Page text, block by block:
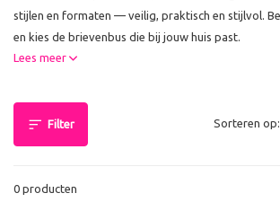
stijlen en formaten — veilig, praktisch en stijlvol.
en kies de brievenbus die bij jouw huis past.
Lees meer
Filter
0 producten
Sorteren op: